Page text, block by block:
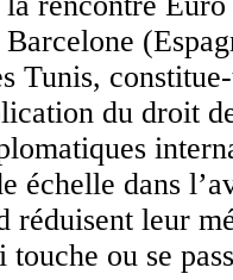
Tunis,
du droit
échelle dans
réduisent leur
ou se